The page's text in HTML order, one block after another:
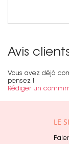
Avis
Vous avez déjà
pensez !
Rédiger un
LE